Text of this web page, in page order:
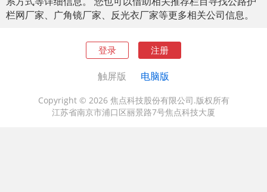
栏网厂家、广角镜厂家、反光衣厂家等更多相关公司信息。
登录 注册
触屏版 电脑版
Copyright © 2026 焦点科技股份有限公司.版权所有
江苏省南京市浦口区丽景路7号焦点科技大厦